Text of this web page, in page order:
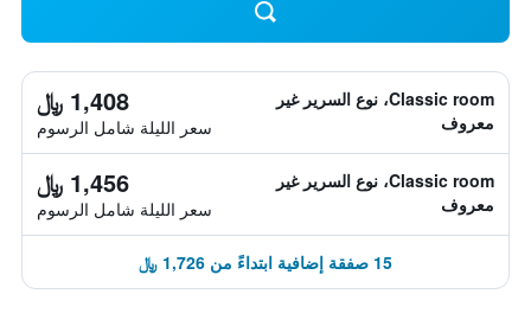
Classic room، نوع السرير غير
معروف
1,408 ﷼
سعر الليلة شامل الرسوم
Classic room، نوع السرير غير
معروف
1,456 ﷼
سعر الليلة شامل الرسوم
15 صفقة إضافية ابتداءً من 1,726 ﷼